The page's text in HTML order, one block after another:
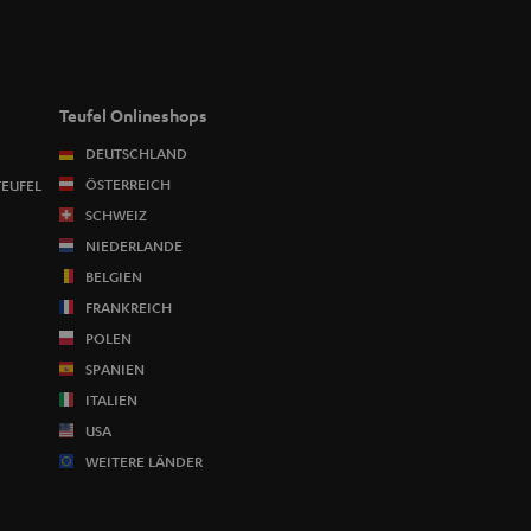
Teufel Onlineshops
DEUTSCHLAND
ÖSTERREICH
SCHWEIZ
NIEDERLANDE
BELGIEN
FRANKREICH
POLEN
SPANIEN
ITALIEN
USA
WEITERE LÄNDER